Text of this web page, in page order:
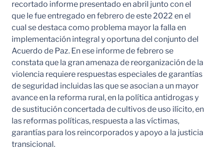
recortado informe presentado en abril junto con el
que le fue entregado en febrero de este 2022 en el
cual se destaca como problema mayor la falla en
implementación integral y oportuna del conjunto del
Acuerdo de Paz. En ese informe de febrero se
constata que la gran amenaza de reorganización de la
violencia requiere respuestas especiales de garantías
de seguridad incluidas las que se asocian a un mayor
avance en la reforma rural, en la política antidrogas y
de sustitución concertada de cultivos de uso ilícito, en
las reformas políticas, respuesta a las víctimas,
garantías para los reincorporados y apoyo a la justicia
transicional.